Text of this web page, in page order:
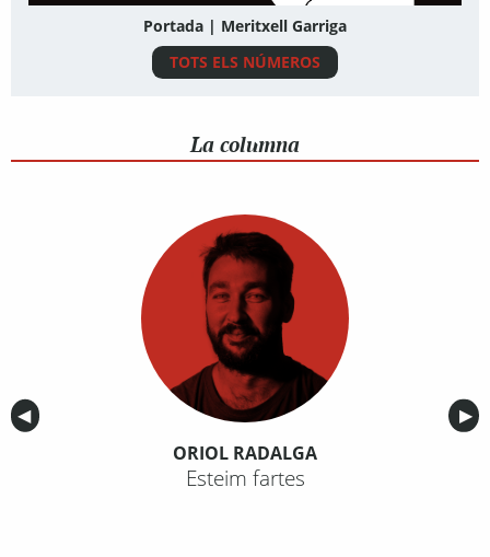
Portada | Meritxell Garriga
TOTS ELS NÚMEROS
La columna
Anterior
◀︎ ▶︎
ORIOL RADALGA
Esteim fartes